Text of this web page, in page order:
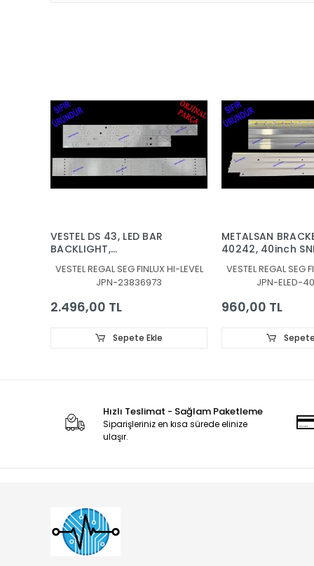
VESTEL DS 43, LED BAR
BACKLIGHT,
M_V04, JL.D430B1330-
078BS-M_V03,
30108746CA11 ,
30108747CB11
VESTEL REGAL SEG FINLUX HI-LEVEL
JPN-23836973
2.496,00 TL
Sepete Ekle
METALSAN
40242, 40inch
131219, 30080939
VESTEL REGAL SEG
JPN-ELED-
960,00 TL
Hızlı Teslimat - Sağlam Paketleme
Siparişleriniz en kısa sürede elinize
ulaşır.